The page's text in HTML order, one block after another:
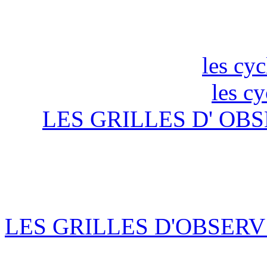
les
les
LES GRILLES D'
LES GRILLES